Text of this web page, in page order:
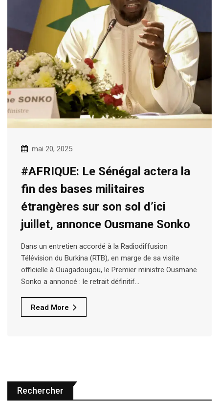
mai 20, 2025
#AFRIQUE: Le Sénégal actera la
fin des bases militaires
étrangères sur son sol d’ici
juillet, annonce Ousmane Sonko
Dans un entretien accordé à la Radiodiffusion
Télévision du Burkina (RTB), en marge de sa visite
officielle à Ouagadougou, le Premier ministre Ousmane
Sonko a annoncé : le retrait définitif…
Read More
Rechercher